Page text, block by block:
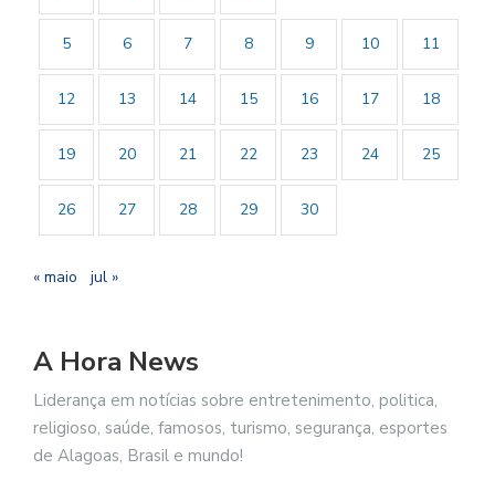
5 6 7 8 9 10 11
12 13 14 15 16 17 18
19 20 21 22 23 24 25
26 27 28 29 30
« maio jul »
A Hora News
Liderança em notícias sobre entretenimento, politica,
religioso, saúde, famosos, turismo, segurança, esportes
de Alagoas, Brasil e mundo!